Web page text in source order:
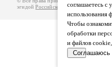
соглашаетесь с
использования
Чтобы
обработки
и файлов cookie,
Соглашаюсь
эгидойРоссийского союза писателей.